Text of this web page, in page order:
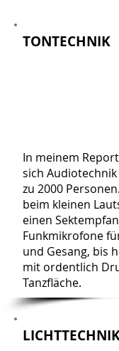
TONTECHNIK
In meinem
sich
zu 2000
beim kleinen
einen
Funkmikrofone
und Gesang, bis
mit ordentlich
Tanzfläche.